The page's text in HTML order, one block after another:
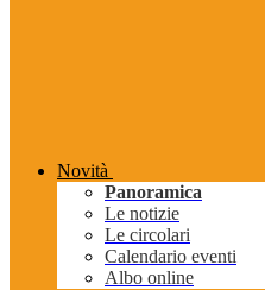
Novità
Panoramica
Le notizie
Le circolari
Calendario eventi
Albo online